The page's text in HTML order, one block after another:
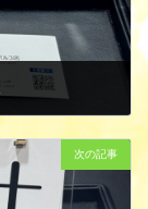
次の記事